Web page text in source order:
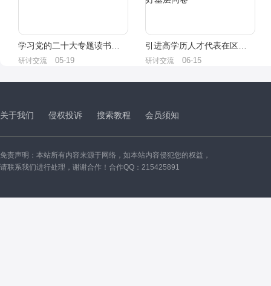
研讨交流 05-19 研讨交流 06-15
关于我们 侵权投诉 搜索教程 会员须知
免责声明：本站所有内容来源于网络，如本站内容侵犯您的权益，
请联系我们进行处理，谢谢合作！合作QQ：215425891